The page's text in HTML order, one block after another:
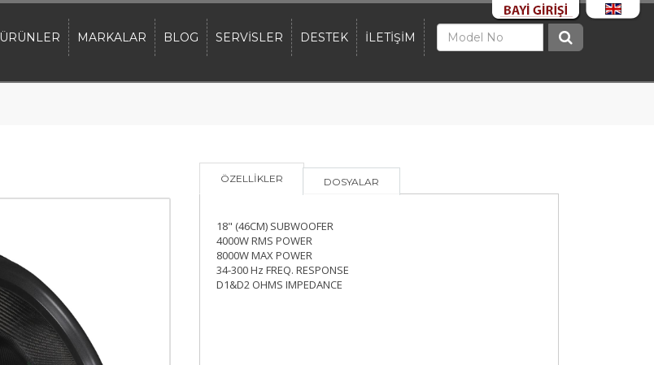
ÜRÜNLER MARKALAR BLOG SERVİSLER DESTEK İLETİŞİM
ÖZELLİKLER DOSYALAR
18" (46CM) SUBWOOFER
4000W RMS POWER
8000W MAX POWER
34-300 Hz FREQ. RESPONSE
D1&D2 OHMS IMPEDANCE